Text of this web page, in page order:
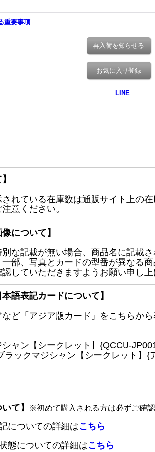
重要事項
再入荷を知らせる
お気に入り登録
れている在庫数は通販サイト上の
意ください。
について】
な記載が無い場合、商品名に記載
部、写真とカードの型番が異なる
していただきますようお願い申し上
本語表記カードについて】
ど「アジア版カード」をこちらか
ャン【シークレット】{QCCU-
ックマジシャン【シークレット】{
て】 ※初めて購入される方は必ずご確認
についての詳細はこちら
態についての詳細はこちら